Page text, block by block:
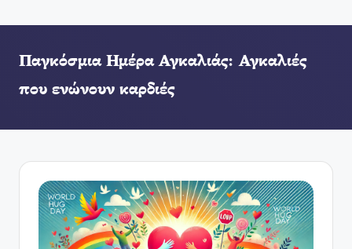
Παγκόσμια Ημέρα Αγκαλιάς: Αγκαλιές
που ενώνουν καρδιές